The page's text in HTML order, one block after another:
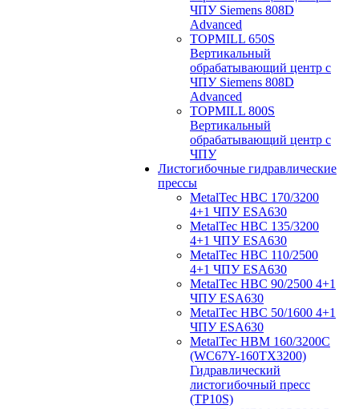
ЧПУ Siemens 808D
Advanced
TOPMILL 650S
Вертикальный
обрабатывающий центр с
ЧПУ Siemens 808D
Advanced
TOPMILL 800S
Вертикальный
обрабатывающий центр с
ЧПУ
Листогибочные гидравлические
прессы
MetalTec HBС 170/3200
4+1 ЧПУ ESA630
MetalTec HBС 135/3200
4+1 ЧПУ ESA630
MetalTec HBС 110/2500
4+1 ЧПУ ESA630
MetalTec HBС 90/2500 4+1
ЧПУ ESA630
MetalTec HBС 50/1600 4+1
ЧПУ ESA630
MetalTec HBM 160/3200C
(WC67Y-160TX3200)
Гидравлический
листогибочный пресс
(TP10S)